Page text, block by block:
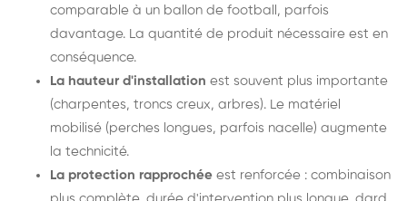
comparable à un ballon de football, parfois
davantage. La quantité de produit nécessaire est en
conséquence.
La hauteur d'installation est souvent plus importante
(charpentes, troncs creux, arbres). Le matériel
mobilisé (perches longues, parfois nacelle) augmente
la technicité.
La protection rapprochée est renforcée : combinaison